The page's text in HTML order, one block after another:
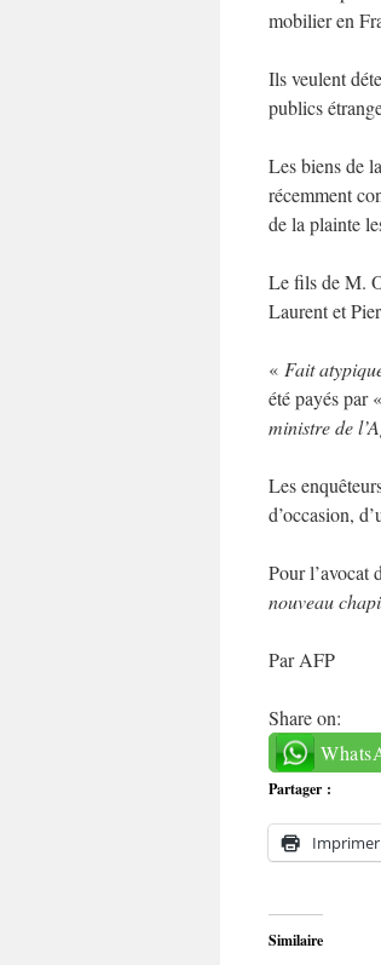
mobilier en
Ils veulent
publics
Les biens de
récemment
de la plainte
Le fils de M.
Laurent et
« Fait
été payés par «
ministre de
Les
d’occasion,
Pour l’avocat
nouveau
Par AFP
Share on:
Partager :
Imprimer
Similaire